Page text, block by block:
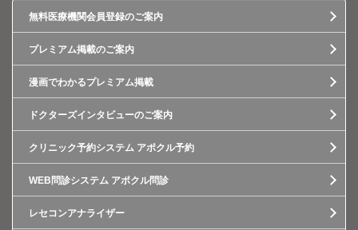
無料医療機関会員登録のご案内
プレミアム掲載のご案内
漫画でわかるプレミアム掲載
ドクターズインタビューのご案内
クリニック予約システム アポクル予約
WEB問診システム アポクル問診
レセコンアナライザー